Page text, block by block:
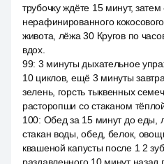
трубочку ждёте 15 минут,
нерафинированного
живота, лёжа 30 Кругов по
вдох.
99: 3 минуты дыхательное
10 циклов, ещё 3 минуты
зелень, горсть тыквенных
расторопши со стаканом
100: Обед за 15 минут до еды,
стакан воды, обед, белок,
квашеной капусты после 1 2